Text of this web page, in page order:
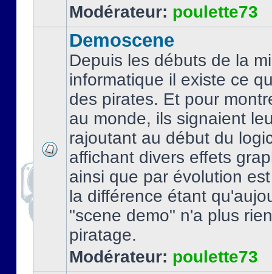
Modérateur: poulette73
Demoscene
Depuis les débuts de la
informatique il existe ce
des pirates. Et pour
au monde, ils signaient
rajoutant au début du
affichant divers effets
ainsi que par évolution
la différence étant
"scene demo" n'a plus
piratage.
Modérateur: poulette73